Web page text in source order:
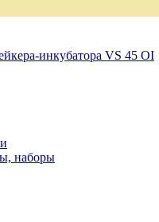
инкубатора VS 45 OI
наборы